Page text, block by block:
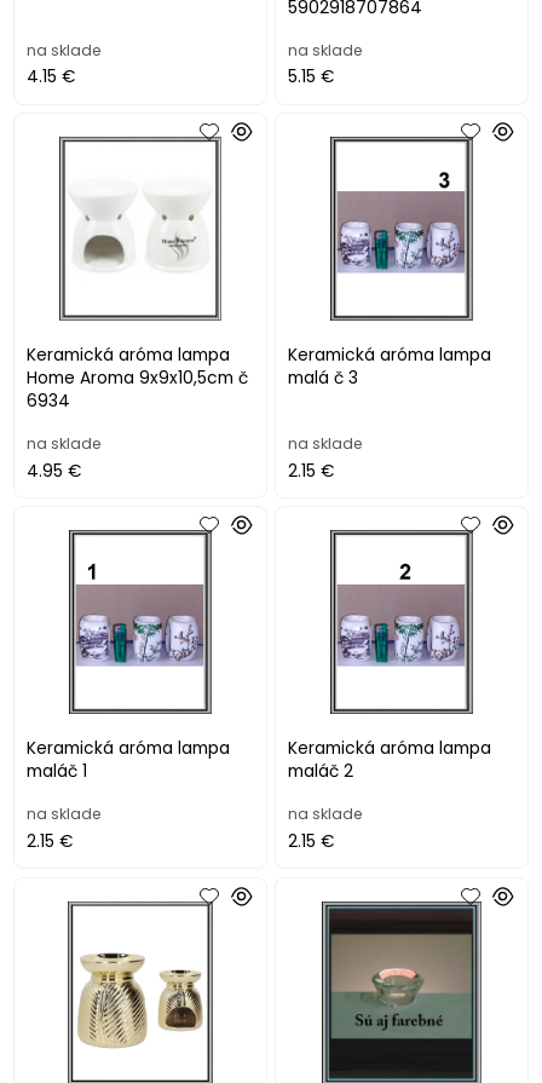
na sklade
4.15 €
5902918707864
na sklade
5.15 €
Keramická aróma lampa
Home Aroma 9x9x10,5cm č
6934
na sklade
4.95 €
Keramická aróma lampa
malá č 3
na sklade
2.15 €
Keramická aróma lampa
maláč 1
na sklade
2.15 €
Keramická aróma lampa
maláč 2
na sklade
2.15 €